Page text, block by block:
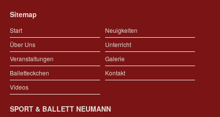
Sitemap
Start
Neuigkeiten
Über Uns
Unterricht
Veranstaltungen
Galerie
Balletteckchen
Kontakt
Videos
SPORT & BALLETT NEUMANN